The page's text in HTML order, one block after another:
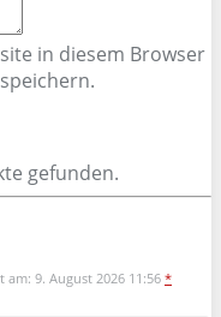
in diesem Browser
gefunden.
9. August 2026 11:56 *